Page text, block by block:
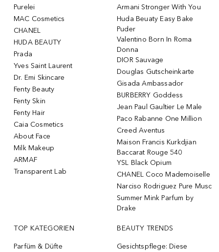
Purelei
MAC Cosmetics
CHANEL
HUDA BEAUTY
Prada
Yves Saint Laurent
Dr. Emi Skincare
Fenty Beauty
Fenty Skin
Fenty Hair
Caia Cosmetics
About Face
Milk Makeup
ARMAF
Transparent Lab
Armani Stronger With You
Huda Beuaty Easy Bake
Puder
Valentino Born In Roma
Donna
DIOR Sauvage
Douglas Gutscheinkarte
Gisada Ambassador
BURBERRY Goddess
Jean Paul Gaultier Le Male
Paco Rabanne One Million
Creed Aventus
Maison Francis Kurkdjian
Baccarat Rouge 540
YSL Black Opium
CHANEL Coco Mademoiselle
Narciso Rodriguez Pure Musc
Summer Mink Parfum by
Drake
TOP KATEGORIEN
Parfüm & Düfte
BEAUTY TRENDS
Gesichtspflege: Diese